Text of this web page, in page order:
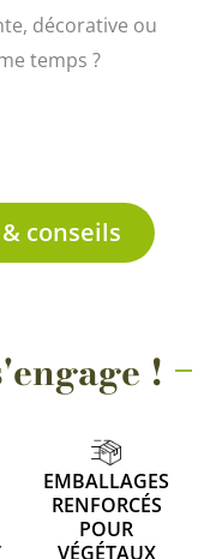
décorative ou
temps ?
conseils
!
EMBALLAGES
RENFORCÉS
POUR
VÉGÉTAUX